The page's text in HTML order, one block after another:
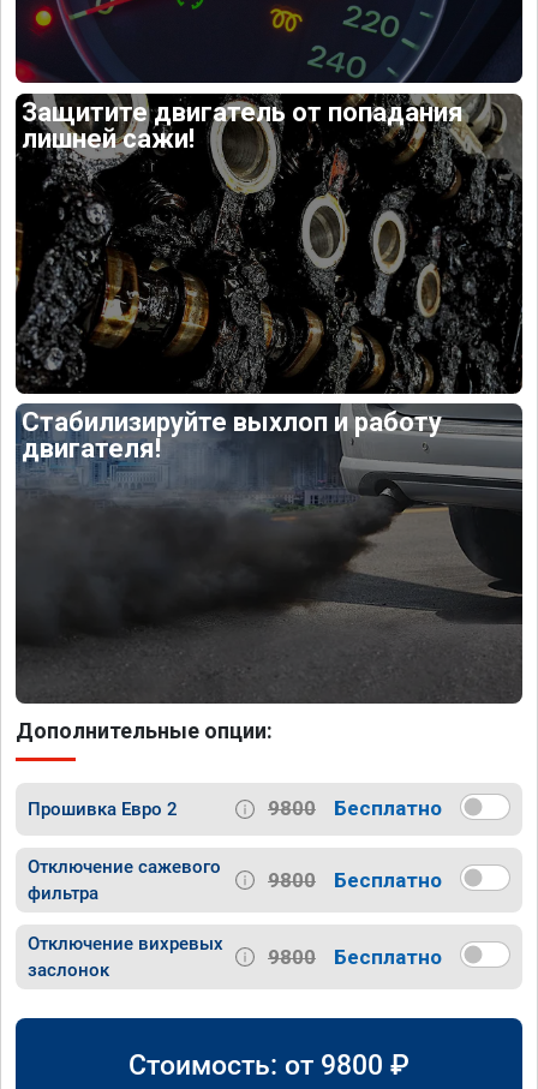
Защитите двигатель от попадания
лишней сажи!
Стабилизируйте выхлоп и работу
двигателя!
Дополнительные опции:
Прошивка Евро 2 9800 Бесплатно
Отключение сажевого
фильтра
9800 Бесплатно
Отключение вихревых
заслонок
9800 Бесплатно
Стоимость: от 9800 ₽